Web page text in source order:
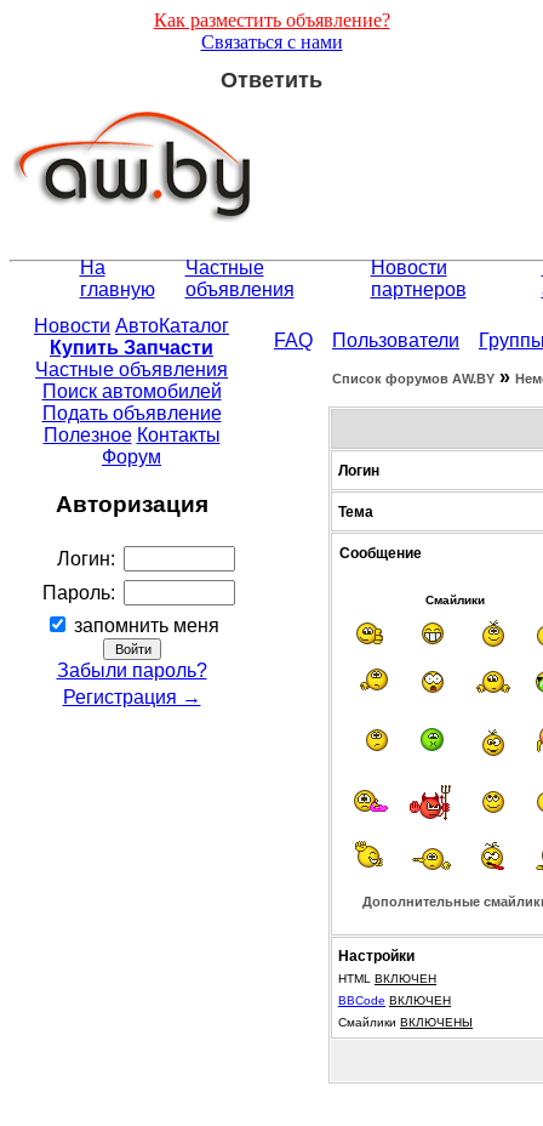
Как разместить объявление?
Связаться с нами
Ответить
На
главную
Частные
объявления
Новости
партнеров
Новости АвтоКаталог
Купить Запчасти
Частные объявления
Поиск автомобилей
Подать объявление
Полезное Контакты
Форум
Авторизация
Логин:
Пароль:
запомнить меня
Забыли пароль?
Регистрация →
FAQ Пользователи
Список форумов АW.BY »
Логин
Тема
Сообщение
Смайлики
Дополнительные
Настройки
HTML ВКЛЮЧЕН
BBCode ВКЛЮЧЕН
Смайлики ВКЛЮЧЕНЫ